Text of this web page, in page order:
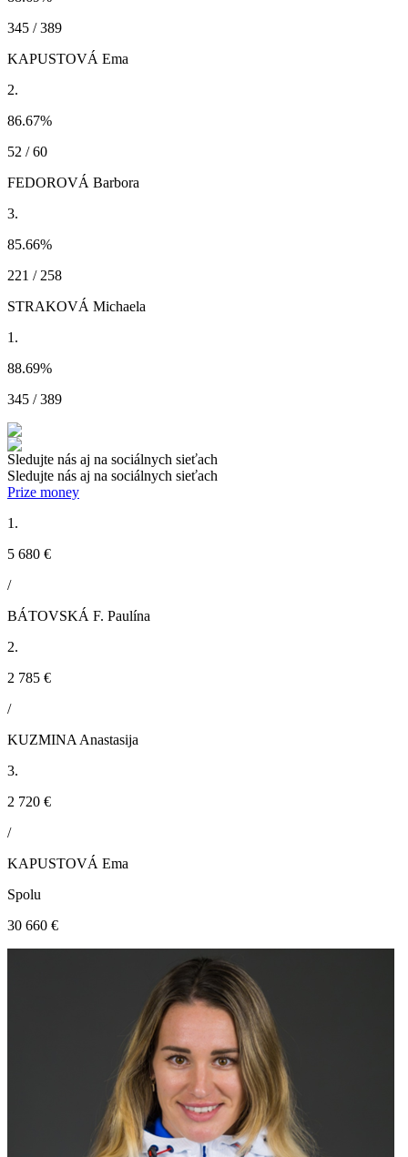
345 / 389
KAPUSTOVÁ Ema
2.
86.67%
52 / 60
FEDOROVÁ Barbora
3.
85.66%
221 / 258
STRAKOVÁ Michaela
1.
88.69%
345 / 389
Sledujte nás aj na sociálnych sieťach
Sledujte nás aj na sociálnych sieťach
Prize money
1.
5 680 €
/
BÁTOVSKÁ F. Paulína
2.
2 785 €
/
KUZMINA Anastasija
3.
2 720 €
/
KAPUSTOVÁ Ema
Spolu
30 660 €